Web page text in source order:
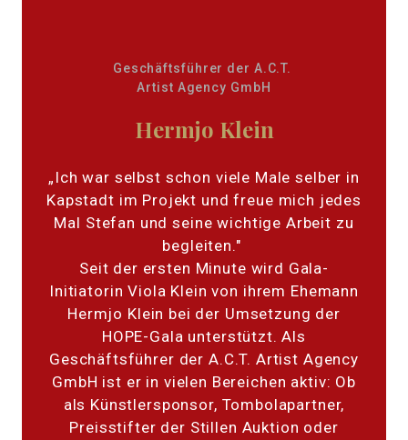
Geschäftsführer der A.C.T.
Artist Agency GmbH
Hermjo Klein
„Ich war selbst schon viele Male selber in
Kapstadt im Projekt und freue mich jedes
Mal Stefan und seine wichtige Arbeit zu
begleiten."
Seit der ersten Minute wird Gala-
Initiatorin Viola Klein von ihrem Ehemann
Hermjo Klein bei der Umsetzung der
HOPE-Gala unterstützt. Als
Geschäftsführer der A.C.T. Artist Agency
GmbH ist er in vielen Bereichen aktiv: Ob
als Künstlersponsor, Tombolapartner,
Preisstifter der Stillen Auktion oder